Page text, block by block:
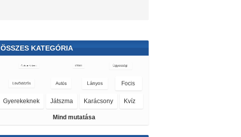
ÖSSZES KATEGÓRIA
Rejtett tárgy
Mind mutatása